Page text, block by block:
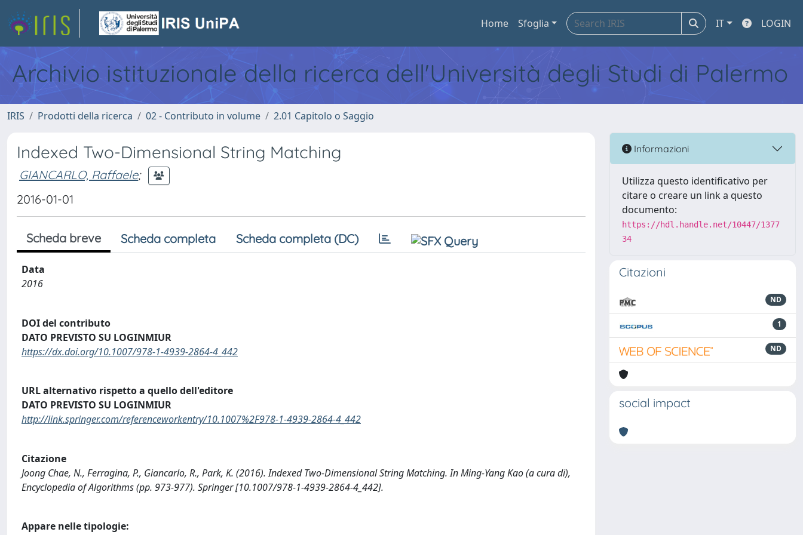
Home Sfoglia IT LOGIN
Archivio istituzionale della ricerca dell'Università degli Studi di Palermo
IRIS Prodotti della ricerca 02 - Contributo in volume 2.01 Capitolo o Saggio
Indexed Two-Dimensional String Matching
GIANCARLO, Raffaele;
2016-01-01
Scheda breve Scheda completa Scheda completa (DC)
Data
2016
DOI del contributo
DATO PREVISTO SU LOGINMIUR
https://dx.doi.org/10.1007/978-1-4939-2864-4_442
URL alternativo rispetto a quello dell'editore
DATO PREVISTO SU LOGINMIUR
http://link.springer.com/referenceworkentry/10.1007%2F978-1-4939-2864-4_442
Citazione
Joong Chae, N., Ferragina, P., Giancarlo, R., Park, K. (2016). Indexed Two-Dimensional String Matching. In Ming-Yang Kao (a cura di),
Encyclopedia of Algorithms (pp. 973-977). Springer [10.1007/978-1-4939-2864-4_442].
Appare nelle tipologie:
Informazioni
Utilizza questo identificativo per
citare o creare un link a questo
documento:
https://hdl.handle.net/10447/1377
34
Citazioni
ND
1
ND
social impact